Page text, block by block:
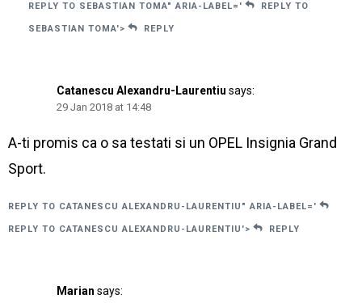
REPLY TO SEBASTIAN TOMA" ARIA-LABEL=' REPLY TO
SEBASTIAN TOMA'> REPLY
Catanescu Alexandru-Laurentiu says:
29 Jan 2018 at 14:48
A-ti promis ca o sa testati si un OPEL Insignia Grand
Sport.
REPLY TO CATANESCU ALEXANDRU-LAURENTIU" ARIA-LABEL='
REPLY TO CATANESCU ALEXANDRU-LAURENTIU'> REPLY
Marian says: